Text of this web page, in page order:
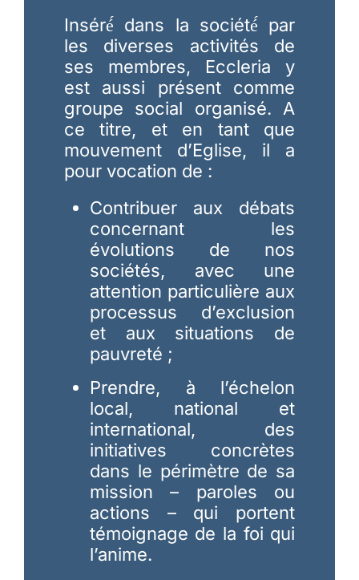
Inséré́ dans la société́ par
les diverses activités de
ses membres, Eccleria y
est aussi présent comme
groupe social organisé. A
ce titre, et en tant que
mouvement d’Eglise, il a
pour vocation de :
Contribuer aux débats
concernant les
évolutions de nos
sociétés, avec une
attention particulière aux
processus d’exclusion
et aux situations de
pauvreté ;
Prendre, à l’échelon
local, national et
international, des
initiatives concrètes
dans le périmètre de sa
mission – paroles ou
actions – qui portent
témoignage de la foi qui
l’anime.